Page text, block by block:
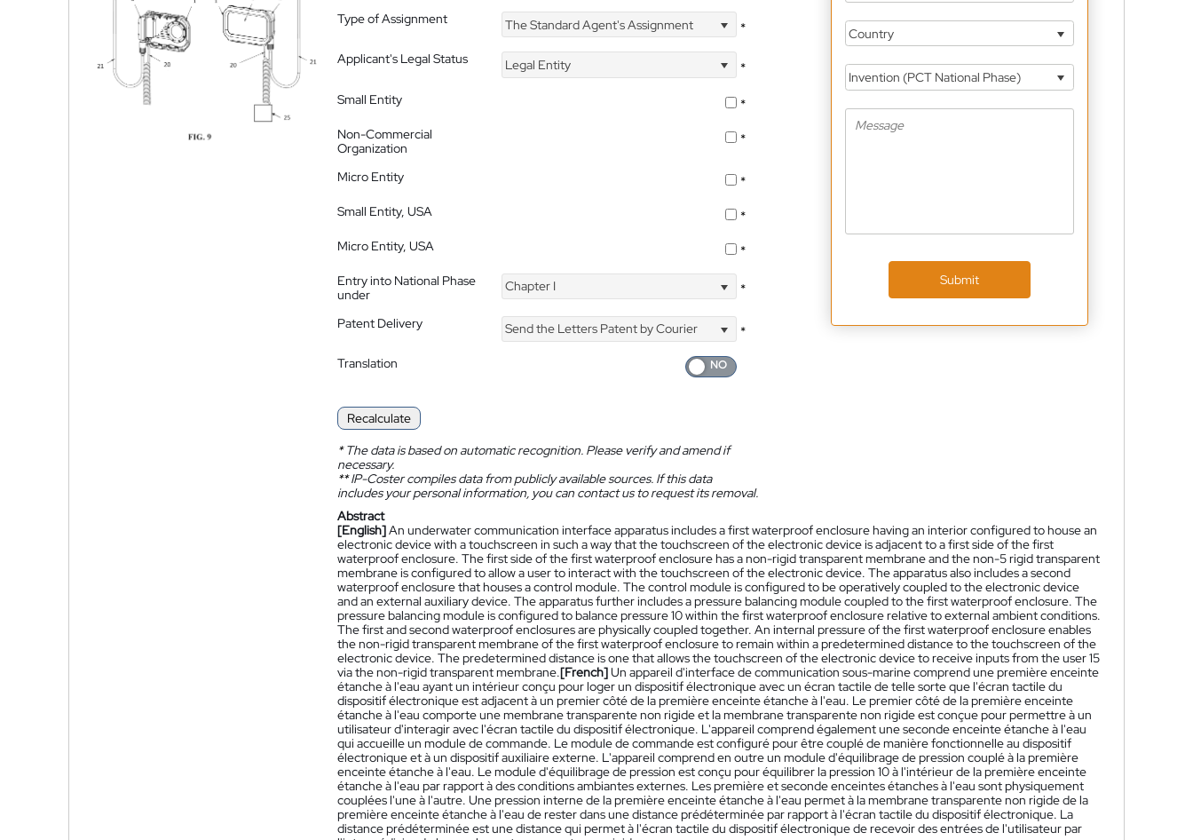
Type of Assignment The Standard Agent's Assignment
*
Applicant's Legal Status
Legal Entity
*
Small Entity
*
Non-Commercial
Organization
*
Micro Entity
*
Small Entity, USA
*
Micro Entity, USA
*
Entry into National Phase
under
Chapter I *
Patent Delivery Send the Letters Patent by Courier
*
Translation
Recalculate
*The data is based on automatic recognition. Please verify and amend if
necessary.
**IP-Coster compiles data from publicly available sources. If this data
includes your personal information, you can contact us to request its removal.
Country
Invention (PCT National Phase)
Submit
Abstract
[English]An underwater communication interface apparatus includes a first waterproof enclosure having an interior configured to house an
electronic device with a touchscreen in such a way that the touchscreen of the electronic device is adjacent to a first side of the first
waterproof enclosure. The first side of the first waterproof enclosure has a non-rigid transparent membrane and the non-5 rigid transparent
membrane is configured to allow a user to interact with the touchscreen of the electronic device. The apparatus also includes a second
waterproof enclosure that houses a control module. The control module is configured to be operatively coupled to the electronic device
and an external auxiliary device. The apparatus further includes a pressure balancing module coupled to the first waterproof enclosure. The
pressure balancing module is configured to balance pressure 10 within the first waterproof enclosure relative to external ambient conditions.
The first and second waterproof enclosures are physically coupled together. An internal pressure of the first waterproof enclosure enables
the non-rigid transparent membrane of the first waterproof enclosure to remain within a predetermined distance to the touchscreen of the
electronic device. The predetermined distance is one that allows the touchscreen of the electronic device to receive inputs from the user 15
via the non-rigid transparent membrane.[French]Un appareil d'interface de communication sous-marine comprend une première enceinte
étanche à l'eau ayant un intérieur conçu pour loger un dispositif électronique avec un écran tactile de telle sorte que l'écran tactile du
dispositif électronique est adjacent à un premier côté de la première enceinte étanche à l'eau. Le premier côté de la première enceinte
étanche à l'eau comporte une membrane transparente non rigide et la membrane transparente non rigide est conçue pour permettre à un
utilisateur d'interagir avec l'écran tactile du dispositif électronique. L'appareil comprend également une seconde enceinte étanche à l'eau
qui accueille un module de commande. Le module de commande est configuré pour être couplé de manière fonctionnelle au dispositif
électronique et à un dispositif auxiliaire externe. L'appareil comprend en outre un module d'équilibrage de pression couplé à la première
enceinte étanche à l'eau. Le module d'équilibrage de pression est conçu pour équilibrer la pression 10 à l'intérieur de la première enceinte
étanche à l'eau par rapport à des conditions ambiantes externes. Les première et seconde enceintes étanches à l'eau sont physiquement
couplées l'une à l'autre. Une pression interne de la première enceinte étanche à l'eau permet à la membrane transparente non rigide de la
première enceinte étanche à l'eau de rester dans une distance prédéterminée par rapport à l'écran tactile du dispositif électronique. La
distance prédéterminée est une distance qui permet à l'écran tactile du dispositif électronique de recevoir des entrées de l'utilisateur par